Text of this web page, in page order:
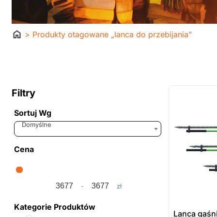
Strona> Produkty otagowane „lanca do przebijania”
Filtry
Sortuj Wg
Sort Products
Domyślne
Cena
Minimum Price
- Maximum Price
zł
Kategorie Produktów
Lanca